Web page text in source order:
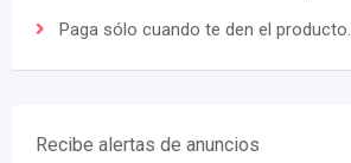
Paga sólo cuando te den el producto.
Recibe alertas de anuncios